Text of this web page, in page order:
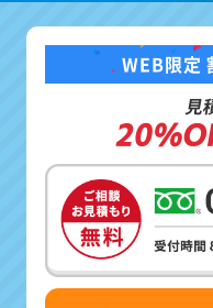
WEB限定
見